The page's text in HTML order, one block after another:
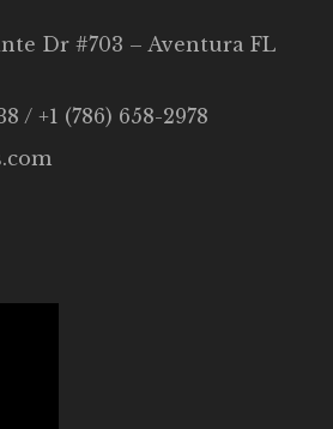
Dr #703 – Aventura FL
/ +1 (786) 658-2978